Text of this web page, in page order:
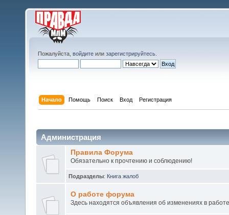
Пожалуйста, войдите или зарегистрируйтесь
Начало Помощь Поиск Вход Регистрация
Администрация
Правила Форума
Обязательно к прочтению и соблюдению!
Подразделы: Книга жалоб
О работе форума
Здесь находятся объявления об изменениях в